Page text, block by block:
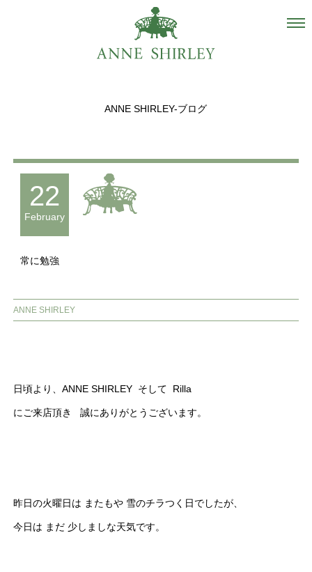
Salon
recommend
ANNE SHIRLEY-ブログ
22
February
常に勉強
ANNE SHIRLEY
日頃より、ANNE SHIRLEY そして Rilla
にご来店頂き 誠にありがとうございます。
昨日の火曜日は またもや 雪のチラつく日でしたが、
今日は まだ 少しましな天気です。